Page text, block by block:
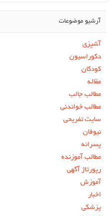
آرشیو موضوعات
آشپزی
دکوراسیون
کودکان
مقاله
مطالب جالب
مطالب خواندنی
سایت تفریحی
نیوفان
پسرانه
مطالب آموزنده
رپورتاژ آگهی
آموزش
اخبار
پزشکی